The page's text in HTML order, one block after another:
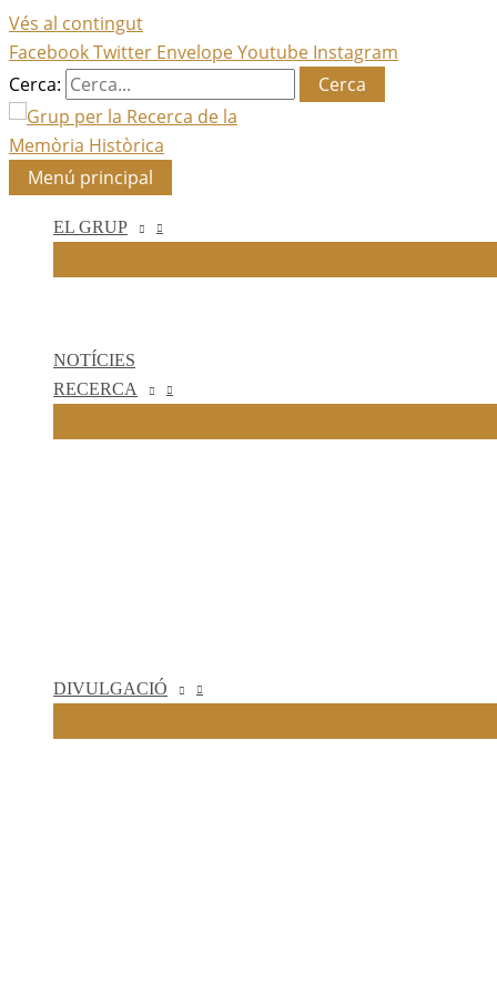
Vés al contingut
FacebookTwitter EnvelopeYoutube Instagram
Cerca:
Menú principal
EL GRUP
NOTÍCIES
RECERCA
DIVULGACIÓ